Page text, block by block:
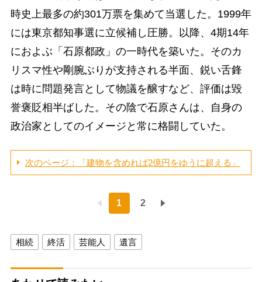
時史上最多の約301万票を集めて当選した。1999年
には東京都知事選に立候補し圧勝。以降、4期14年
におよぶ「石原都政」の一時代を築いた。そのカ
リスマ性や剛腕ぶりが支持される半面、鋭い舌鋒
は時に問題発言として物議を醸すなど、評価は毀
誉褒貶相半ばした。その陰で石原さんは、自身の
政治家としてのイメージと常に格闘していた。
次のページ：「建物を含めれば2億円をゆうに超える」
1 2
相続 終活 芸能人 遺言